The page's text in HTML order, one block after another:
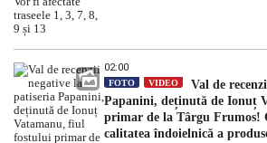
02:00
FOTO VIDEO
Val de
Papanini, deținută de Ionuț
primar de la Târgu Frumos!
calitatea îndoielnică a